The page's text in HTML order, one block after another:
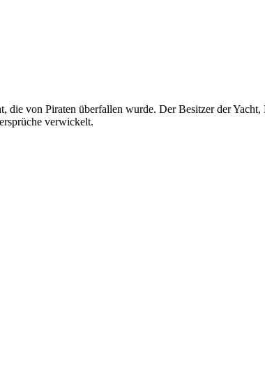
die von Piraten überfallen wurde. Der Besitzer der
verwickelt.